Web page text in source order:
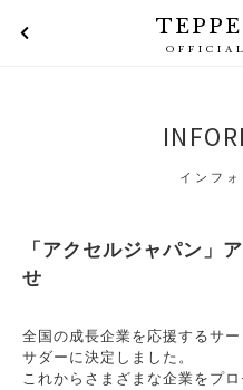
インフ
「アクセルジャパン」
せ
全国の成長企業を応援するサ
サダーに決定しました。
これからさまざまな企業をプ